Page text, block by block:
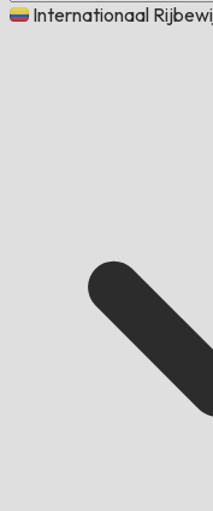
Internationaal